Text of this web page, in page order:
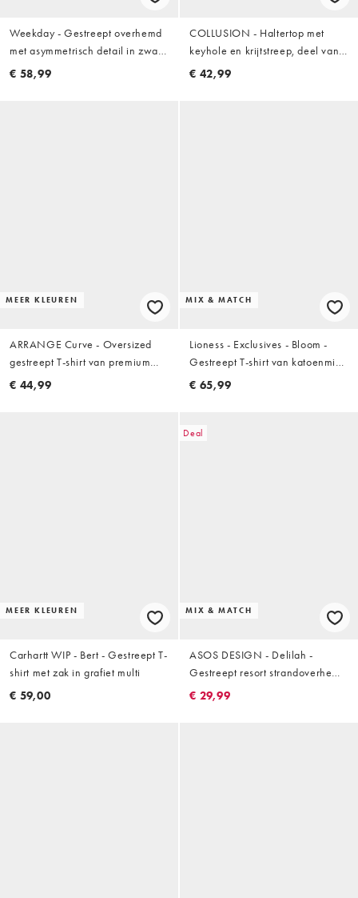
Weekday - Gestreept overhemd
met asymmetrisch detail in zwart
en grijs
€ 58,99
COLLUSION - Haltertop met
keyhole en krijtstreep, deel van
co-ord set
€ 42,99
MEER KLEUREN
ARRANGE Curve - Oversized
gestreept T-shirt van premium
zware stof in rood
€ 44,99
MIX & MATCH
Lioness - Exclusives - Bloom -
Gestreept T-shirt van katoenmix
met lange mouwen, ronde hals
€ 65,99
MEER KLEUREN
Carhartt WIP - Bert - Gestreept T-
shirt met zak in grafiet multi
€ 59,00
Deal
MIX & MATCH
ASOS DESIGN - Delilah -
Gestreept resort strandoverhemd
van kaasdoek met korte mouwen
€ 29,99